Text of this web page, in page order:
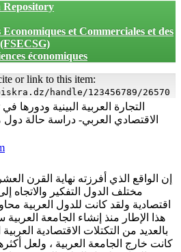
Economiques et Commerciales et des
économiques
or link to this item:
handle/123456789/26570
التجارة العربية البينية ودورها
الاقتصادي العربي- دراسة حالة
إن الواقع الذي أفرزته نهاية القرن
مختلف الدول التفكير والاتجاه
اقتصادية ولقد كانت للدول العربية
بالعديد من التكتلات الاقتصادية
كانت خارج الجامعة العربية ، ولعل